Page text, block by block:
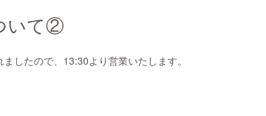
いて②
したので、13:30より営業いたします。